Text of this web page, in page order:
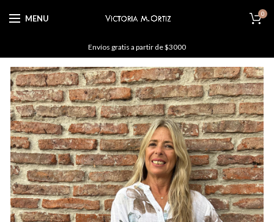
MENU 0
Envíos gratis a partir de $3000